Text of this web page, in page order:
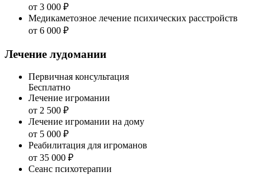
от 3 000 ₽
Медикаметозное лечение психических расстройств
от 6 000 ₽
Лечение лудомании
Первичная консультация
Бесплатно
Лечение игромании
от 2 500 ₽
Лечение игромании на дому
от 5 000 ₽
Реабилитация для игроманов
от 35 000 ₽
Сеанс психотерапии